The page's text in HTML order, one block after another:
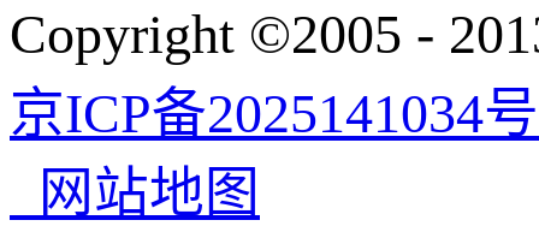
Copyright ©2005 -
京ICP备2025141034
网站地图